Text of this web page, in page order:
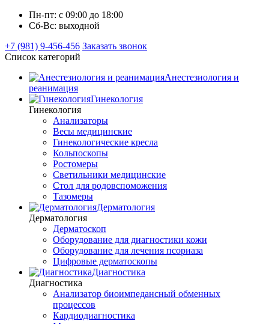
Пн-пт: с 09:00 до 18:00
Сб-Вс: выходной
+7 (981) 9-456-456 Заказать звонок
Список категорий
Анестезиология и
реанимация
Гинекология
Гинекология
Анализаторы
Весы медицинские
Гинекологические кресла
Кольпоскопы
Ростомеры
Светильники медицинские
Стол для родовспоможения
Тазомеры
Дерматология
Дерматология
Дерматоскоп
Оборудование для диагностики кожи
Оборудование для лечения псориаза
Цифровые дерматоскопы
Диагностика
Диагностика
Анализатор биоимпедансный обменных
процессов
Кардиодиагностика